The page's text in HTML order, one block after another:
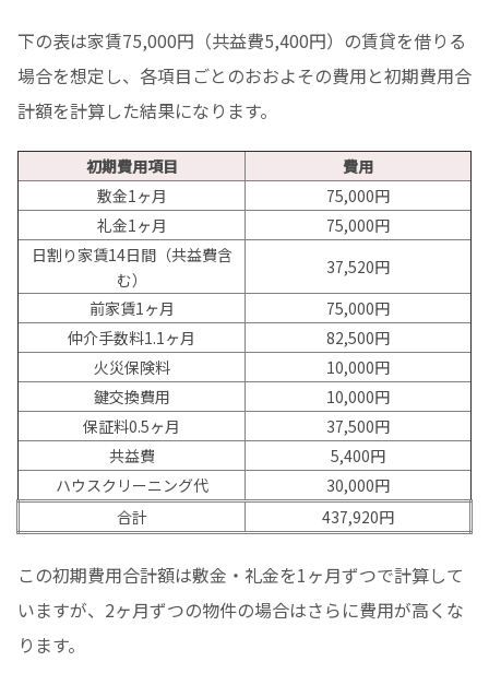
下の表は家賃75,000円（共益費5,400円）の賃貸を借りる
場合を想定し、各項目ごとのおおよその費用と初期費用合
計額を計算した結果になります。
初期費用項目
費用
敷金1ヶ月
75,000円
礼金1ヶ月
75,000円
日割り家賃14日間（共益費含
む）
37,520円
前家賃1ヶ月
75,000円
仲介手数料1.1ヶ月
82,500円
火災保険料
10,000円
鍵交換費用
10,000円
保証料0.5ヶ月
37,500円
共益費
5,400円
ハウスクリーニング代
30,000円
合計
437,920円
この初期費用合計額は敷金・礼金を1ヶ月ずつで計算して
いますが、2ヶ月ずつの物件の場合はさらに費用が高くな
ります。